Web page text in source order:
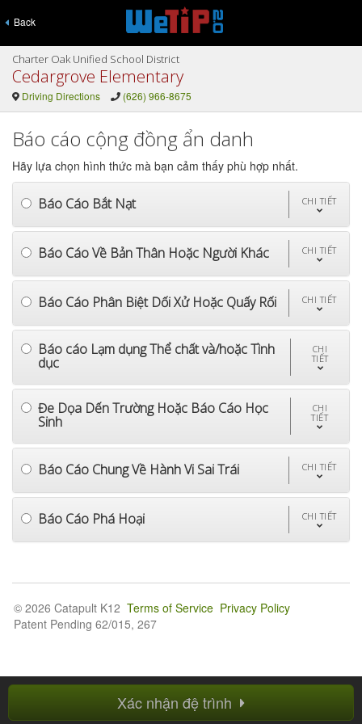
Back
Charter Oak Unified School District
Cedargrove Elementary
Driving Directions (626) 966-8675
Báo cáo cộng đồng ẩn danh
Hãy lựa chọn hình thức mà bạn cảm thấy phù hợp nhất.
Báo Cáo Bắt Nạt CHI TIẾT
Báo Cáo Về Bản Thân Hoặc Người Khác CHI TIẾT
Báo Cáo Phân Biệt Dối Xử Hoặc Quấy Rối CHI TIẾT
Báo cáo Lạm dụng Thể chất và/hoặc Tình
dục
CHI
TIẾT
Đe Dọa Dến Trường Hoặc Báo Cáo Học
Sinh
CHI
TIẾT
Báo Cáo Chung Về Hành Vi Sai Trái CHI TIẾT
Báo Cáo Phá Hoại CHI TIẾT
Xác nhận đệ trình
© 2026 Catapult K12 Terms of Service Privacy Policy
Patent Pending 62/015, 267